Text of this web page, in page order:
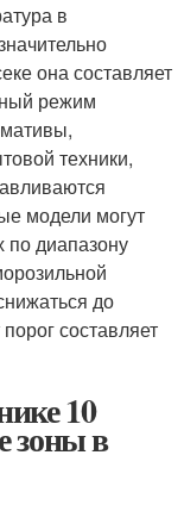
в
она составляет
режим
техники,
модели могут
по диапазону
до
составляет
10
зоны в